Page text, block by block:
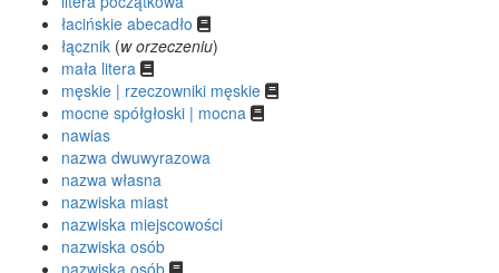
łacińskie abecadło
łącznik (w orzeczeniu)
mała litera
męskie | rzeczowniki męskie
mocne spółgłoski | mocna
nawias
nazwa dwuwyrazowa
nazwa własna
nazwiska miast
nazwiska miejscowości
nazwiska osób
nazwiska osób